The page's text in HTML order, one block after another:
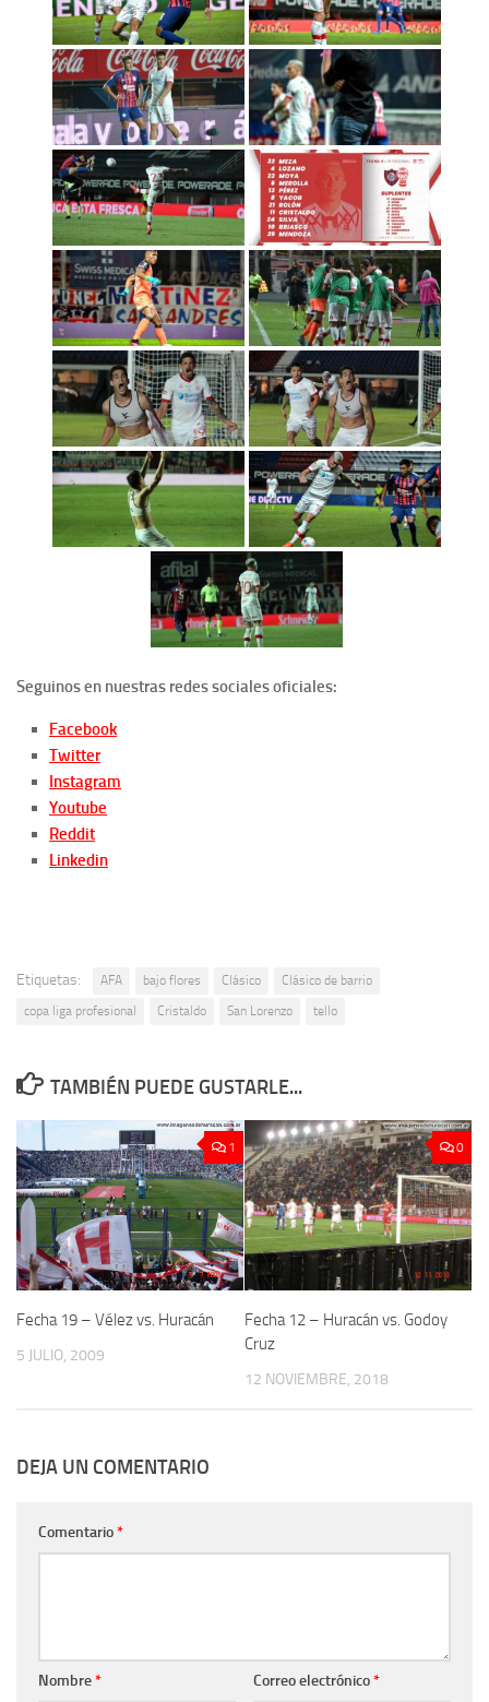
Seguinos en nuestras redes sociales oficiales:
Facebook
Twitter
Instagram
Youtube
Reddit
Linkedin
Etiquetas: AFA bajo flores Clásico
Clásico de barrio
copa liga profesional
Cristaldo San Lorenzo tello
TAMBIÉN PUEDE GUSTARLE...
1
Fecha 19 – Vélez vs. Huracán
5 JULIO, 2009
0
Fecha 12 – Huracán vs. Godoy
Cruz
12 NOVIEMBRE, 2018
DEJA UN COMENTARIO
Comentario*
Nombre* Correo electrónico*